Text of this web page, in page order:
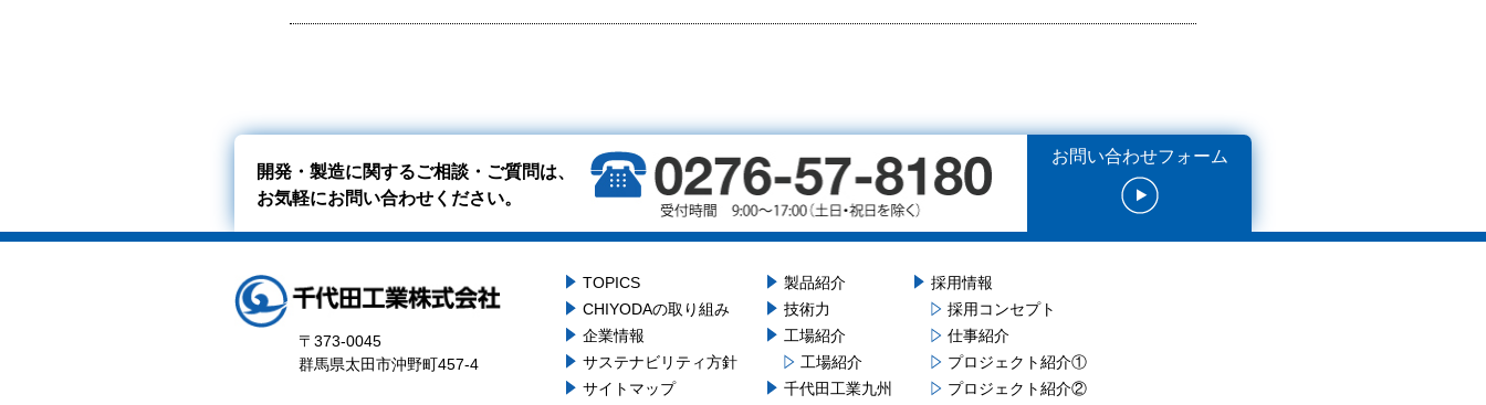
開発・製造に関するご相談・ご質問は、
お気軽にお問い合わせください。
お問い合わせフォーム
〒373-0045
群馬県太田市沖野町457-4
TOPICS
CHIYODAの取り組み
企業情報
サステナビリティ方針
サイトマップ
製品紹介
技術力
工場紹介
工場紹介
千代田工業九州
採用情報
採用コンセプト
仕事紹介
プロジェクト紹介①
プロジェクト紹介②